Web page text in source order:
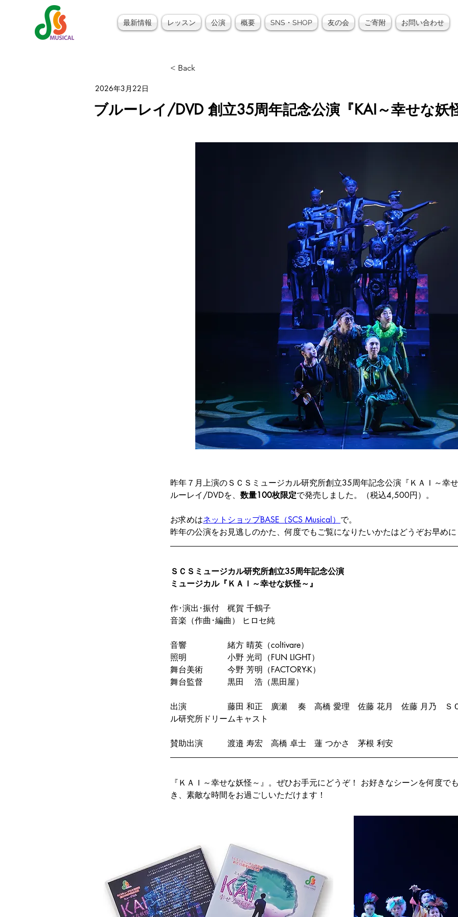
最新情報 レッスン 公演 概要 SNS・SHOP 友の会 ご寄附 お問い合わせ
< Back
2026年3月22日
ブルーレイ/DVD 創立35周年記念公演『KAI～幸せな妖
昨年７月上演のＳＣＳミュージカル研究所創立35周年記念公演『ＫＡＩ～幸
ルーレイ/DVDを、 数量100枚限定で発売しました。（税込4,500円）。
お求めはネットショップBASE（SCS Musical） で。
昨年の公演をお見逃しのかた、何度でもご覧になりたいかたはどうぞお早めに
ＳＣＳミュージカル研究所創立35周年記念公演
ミュージカル『ＫＡＩ～幸せな妖怪～』
作･演出･振付　梶賀 千鶴子
音楽（作曲･編曲） ヒロセ純
音響　　　　　緒方 晴英（coltivare）
照明　　　　　小野 光司（FUN LIGHT）
舞台美術　　　今野 芳明（FACTORY-K）
舞台監督　　　黒田　 浩（黒田屋）
出演　　　　　藤田 和正　廣瀬　 奏　高橋 愛理　佐藤 花月　佐藤 月乃　Ｓ
ル研究所ドリームキャスト
賛助出演　　　渡邉 寿宏　高橋 卓士　蓮 つかさ　茅根 利安
『ＫＡＩ～幸せな妖怪～』。ぜひお手元にどうぞ！ お好きなシーンを何度で
き、素敵な時間をお過ごしいただけます！